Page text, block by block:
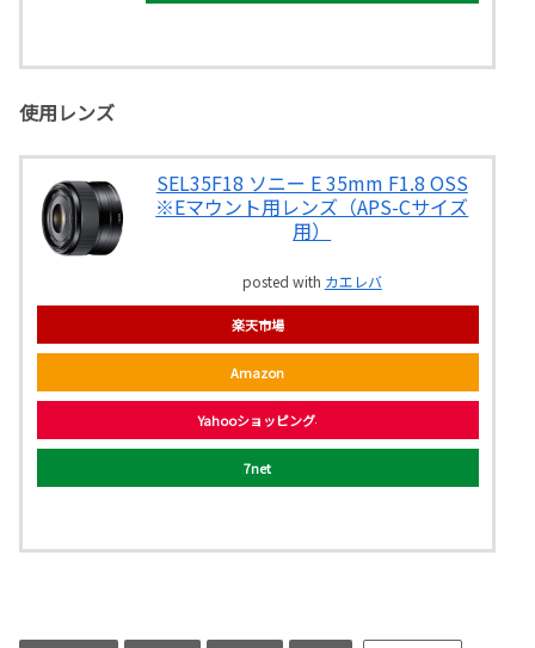
使用レンズ
SEL35F18 ソニー E 35mm F1.8 OSS
※Eマウント用レンズ（APS-Cサイズ
用）
posted with カエレバ
楽天市場
Amazon
Yahooショッピング
7net